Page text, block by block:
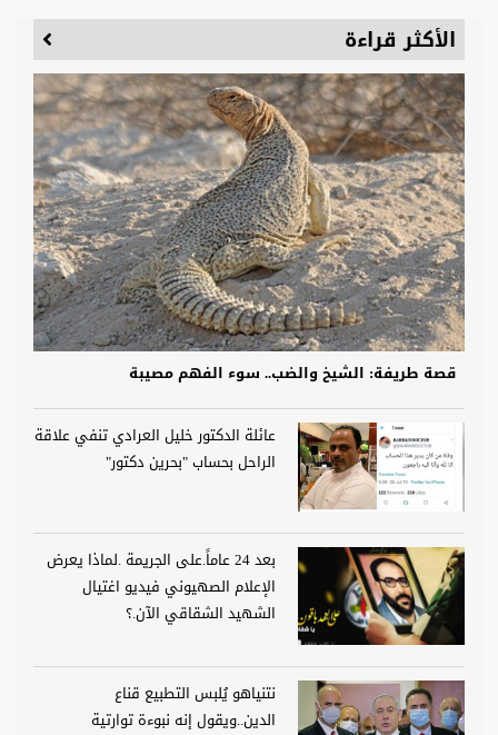
الأكثر قراءة
قصة طريفة: الشيخ والضب.. سوء الفهم مصيبة
عائلة الدكتور خليل العرادي تنفي علاقة
الراحل بحساب "بحرين دكتور"
بعد 24 عاماً.على الجريمة .لماذا يعرض
الإعلام الصهيوني فيديو اغتيال
الشهيد الشقاقي الآن.؟
نتنياهو يُلبس التطبيع قناع
الدين..ويقول إنه نبوءة توارتية